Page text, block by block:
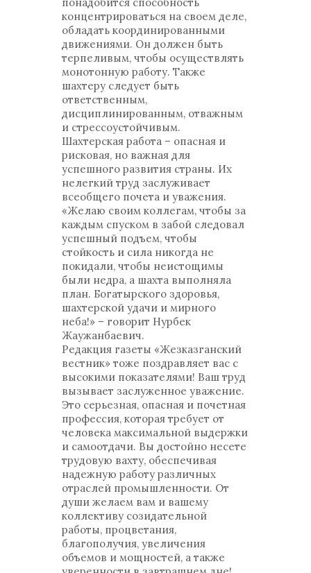
концентрироваться на своем деле,
обладать координированными
движениями. Он должен быть
терпеливым, чтобы осуществлять
монотонную работу. Также
шахтеру следует быть
ответственным,
дисциплинированным, отважным
и стрессоустойчивым.
Шахтерская работа – опасная и
рисковая, но важная для
успешного развития страны. Их
нелегкий труд заслуживает
всеобщего почета и уважения.
«Желаю своим коллегам, чтобы за
каждым спуском в забой следовал
успешный подъем, чтобы
стойкость и сила никогда не
покидали, чтобы неистощимы
были недра, а шахта выполняла
план. Богатырского здоровья,
шахтерской удачи и мирного
неба!» – говорит Нурбек
Жаужанбаевич.
Редакция газеты «Жезказганский
вестник» тоже поздравляет вас с
высокими показателями! Ваш труд
вызывает заслуженное уважение.
Это серьезная, опасная и почетная
профессия, которая требует от
человека максимальной выдержки
и самоотдачи. Вы достойно несете
трудовую вахту, обеспечивая
надежную работу различных
отраслей промышленности. От
души желаем вам и вашему
коллективу созидательной
работы, процветания,
благополучия, увеличения
объемов и мощностей, а также